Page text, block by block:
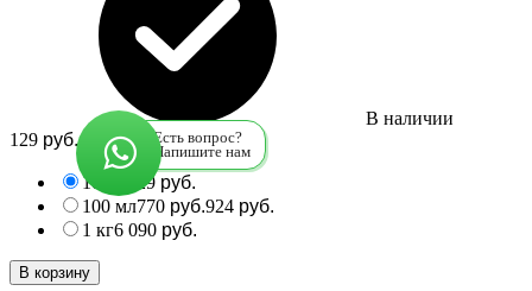
В наличии
129 руб.
10 мл 129 руб.
100 мл770 руб. 924 руб.
1 кг6 090 руб.
В корзину
Есть вопрос?
Напишите нам